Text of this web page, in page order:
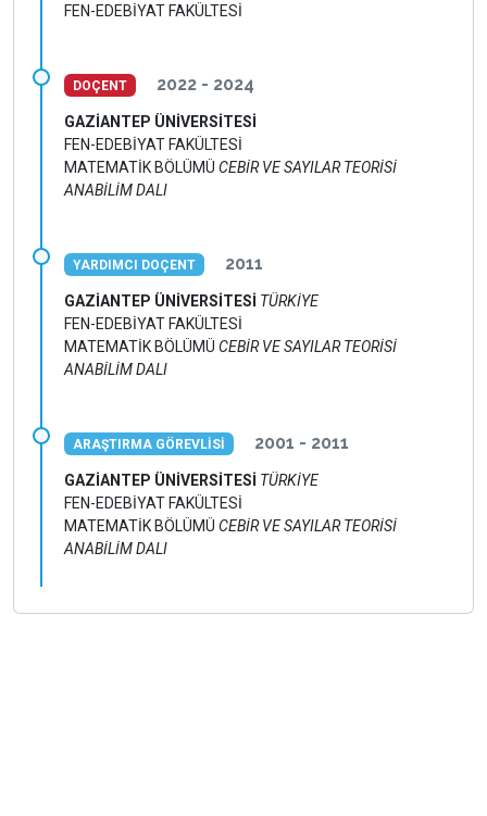
FEN-EDEBİYAT FAKÜLTESİ
DOÇENT 2022 - 2024
GAZİANTEP ÜNİVERSİTESİ
FEN-EDEBİYAT FAKÜLTESİ
MATEMATİK BÖLÜMÜ CEBİR VE SAYILAR TEORİSİ
ANABİLİM DALI
YARDIMCI DOÇENT 2011
GAZİANTEP ÜNİVERSİTESİ TÜRKİYE
FEN-EDEBİYAT FAKÜLTESİ
MATEMATİK BÖLÜMÜ CEBİR VE SAYILAR TEORİSİ
ANABİLİM DALI
ARAŞTIRMA GÖREVLİSİ 2001 - 2011
GAZİANTEP ÜNİVERSİTESİ TÜRKİYE
FEN-EDEBİYAT FAKÜLTESİ
MATEMATİK BÖLÜMÜ CEBİR VE SAYILAR TEORİSİ
ANABİLİM DALI